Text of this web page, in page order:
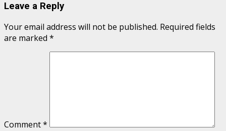
Leave a Reply
Your email address will not be published. Required fields
are marked *
Comment*